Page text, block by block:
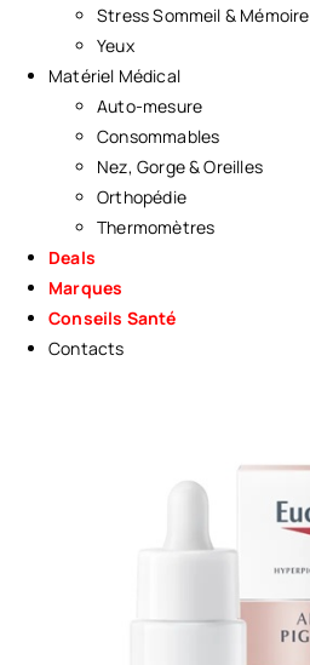
Stress Sommeil & Mémoire
Yeux
Matériel Médical
Auto-mesure
Consommables
Nez, Gorge & Oreilles
Orthopédie
Thermomètres
Deals
Marques
Conseils Santé
Contacts